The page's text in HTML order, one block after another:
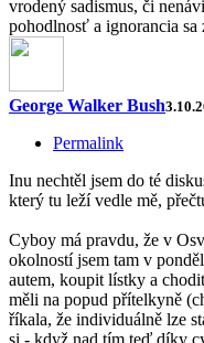
vrodený sadismus, či
pohodlnosť a ignorancia
George Walker Bush
Permalink
Inu nechtěl jsem do té
který tu leží vedle mě,
Cyboy má pravdu, že v
okolností jsem tam v
autem, koupit lístky a
měli na popud přítelkyně
říkala, že individuálně lze